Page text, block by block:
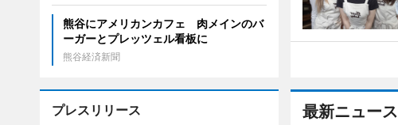
最新ニュース
熊谷にアメリカンカフェ 肉メインのバ
ーガーとプレッツェル看板に
熊谷経済新聞
プレスリリース